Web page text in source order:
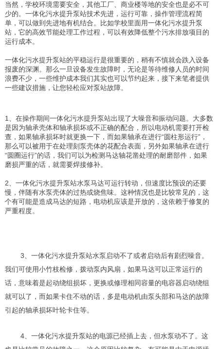
当然，学校环境需要安全，其他工厂、商业楼等地的安全也是必不可
少的。一体化污水提升泵站技术先进，运行可靠，操作管理流程简
单，可以做到先进地有机结合。比如学校里面用一体化污水提升泵
站，它的高效节能处理工作过程，可以有效降低整个污水排放项目的
运行成本。
一体化污水提升泵站的平稳运行是很重要的，稍有不慎就会跌入设备
报废的深渊。那么一旦设备发生故障时， 无论是等待维修人员的时间
浪费不少，一些维护成本我们其实也可以节约起来，接下来笔者提供
一些建议措施，让您轻松应对泵站故障。
1、在操作期间一体化污水提升泵站出现了大噪音和振动问题。大多数
是因为轴承壳体和轴承损坏或不正确的配合，所以电动机需要打开检
查，如果轴承损坏时就更换一下，而如果轴承在进行“圆柱形运行”，
那么可以被用于在处理刻泵壳体的花配合表面，另外如果轴承在进行
“圆圈运行”的话，我们可以为检测马达轴花凿处理的耐磨部件，如果
磨损严重的话，就需要焊接修补。
2、 一体化污水提升泵站水泵马达可运行转动，但速度比预设的还要
慢，伴随有水泵壳体的过热或烧焦味。这种情况也是比较常见的，这
个有可能是造成马达的短路，电动机应该是开放的，这依赖于修复的
严重程度。
3、 一体化污水提升泵站水泵启动不了或者启动后有剧烈噪音。
我们可使用小竹枝检修，拨动泵内风扇，如果马达可以正常运行的
话，意味着是起动绕组损坏，更换或修理相同容量的电容器启动绕组
就可以了，而如果卡住不动的话，多是电动机由泵头部和马达的故障
引起的轴承损坏叶轮卡住等。
4、 一体化污水提升泵站的电源已经插上去，但水泵动不了。这